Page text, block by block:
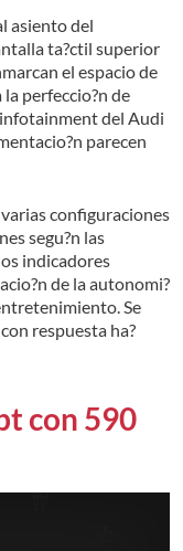
asiento del
ta?ctil superior
el espacio de
perfeccio?n de
del Audi
parecen
configuraciones
segu?n las
indicadores
de la autonomi?
Se
respuesta ha?
con 590